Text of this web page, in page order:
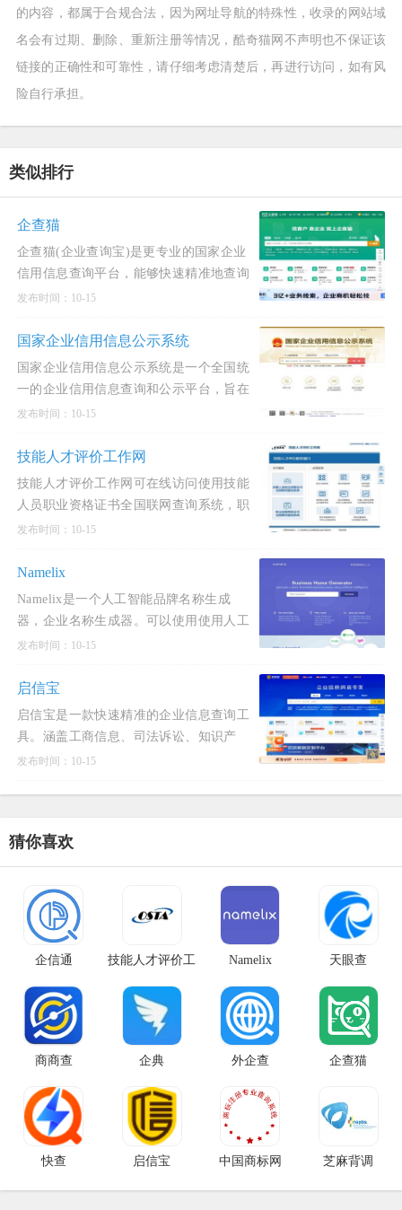
的内容，都属于合规合法，因为网址导航的特殊性，收录的网站域
名会有过期、删除、重新注册等情况，酷奇猫网不声明也不保证该
链接的正确性和可靠性，请仔细考虑清楚后，再进行访问，如有风
险自行承担。
类似排行
企查猫
企查猫(企业查询宝)是更专业的国家企业
信用信息查询平台，能够快速精准地查询
企业信用信息，为用户提供全面、权威的
猫(企业查询宝)覆盖的
发布时间：10-15
国家企业信用信息公示系统
国家企业信用信息公示系统是一个全国统
一的企业信用信息查询和公示平台，旨在
提高企业诚信水平和市场透明度。该系统
网站，用户可以通过输入企业名称、统一
社会信用代码或注册号，快
发布时间：10-15
技能人才评价工作网
技能人才评价工作网可在线访问使用技能
人员职业资格证书全国联网查询系统，职
业技能等级证书全国联网查询系统。技能
服务的官方平台。它
发布时间：10-15
Namelix
Namelix是一个人工智能品牌名称生成
器，企业名称生成器。可以使用使用人工
智能生成一个简短的品牌企业名称，只需
先进的语言模型生成朗朗上口的品牌名
称。可以设置随机性，如果想要避免
发布时间：10-15
启信宝
启信宝是一款快速精准的企业信息查询工
具。涵盖工商信息、司法诉讼、知识产
权、股权结构等多维度信息，帮助用户快
发布时间：10-15
猜你喜欢
企信通
技能人才评价工
Namelix 天眼查
商商查 企典 外企查 企查猫
快查 启信宝 中国商标网 芝麻背调